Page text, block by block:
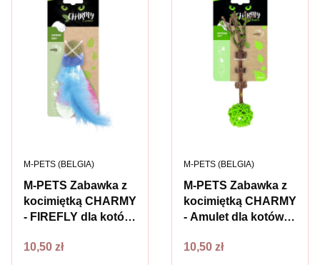
M-PETS Zabawka z
kocimiętką CHARMY
- FIREFLY dla kotów
PRODUCENT
M-PETS (BELGIA)
Cena
10,50 zł
M-PETS Zabawka z
kocimiętką CHARMY
- Amulet dla kotów -
PRODUCENT
M-PETS (BELGIA)
Cena
10,50 zł